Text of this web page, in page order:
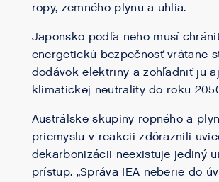
ropy, zemného plynu a uhlia.
Japonsko podľa neho musí
energetickú bezpečnosť vrátane
dodávok elektriny a zohľadniť ju
klimatickej neutrality do roku
Austrálske skupiny ropného a
priemyslu v reakcii zdôraznili
dekarbonizácii neexistuje jediný
prístup. „Správa IEA neberie do